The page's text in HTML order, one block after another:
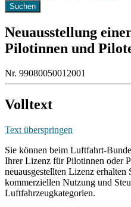
Neuausstellung
Pilotinnen und
Nr. 99080050012001
Volltext
Text überspringen
Sie können beim Luftfahrt-
Ihrer Lizenz für Pilotinnen oder
neuausgestellten Lizenz
kommerziellen Nutzung und
Luftfahrzeugkategorien.